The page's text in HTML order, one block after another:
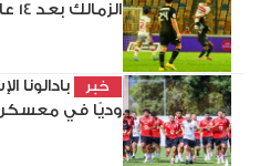
الزمالك بعد 14 عامًا: حسبي الله ونعم الوكيل
خبر
بادالونا
وديًا في معسكر